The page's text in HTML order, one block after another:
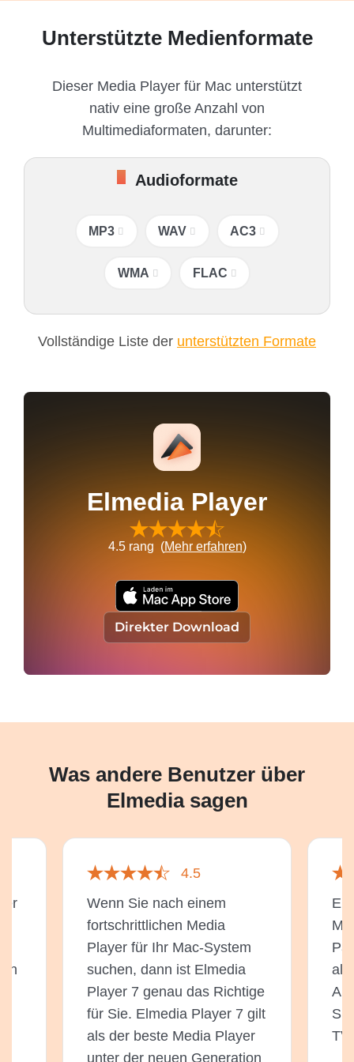
Unterstützte Medienformate
Dieser Media Player für Mac unterstützt
nativ eine große Anzahl von
Multimediaformaten, darunter:
Audioformate
MP3 WAV AC3
WMA FLAC
Vollständige Liste der unterstützten Formate
Elmedia Player
4.5rang (Mehr erfahren)
Direkter Download
Was andere Benutzer über
Elmedia sagen
4.5
Wenn Sie nach einem
fortschrittlichen Media
Player für Ihr Mac-System
suchen, dann ist Elmedia
Player 7 genau das Richtige
für Sie. Elmedia Player 7 gilt
als der beste Media Player
unter der neuen Generation
all
TV